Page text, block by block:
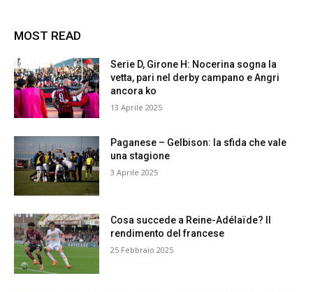
MOST READ
Serie D, Girone H: Nocerina sogna la
vetta, pari nel derby campano e Angri
ancora ko
13 Aprile 2025
Paganese – Gelbison: la sfida che vale
una stagione
3 Aprile 2025
Cosa succede a Reine-Adélaïde? Il
rendimento del francese
25 Febbraio 2025